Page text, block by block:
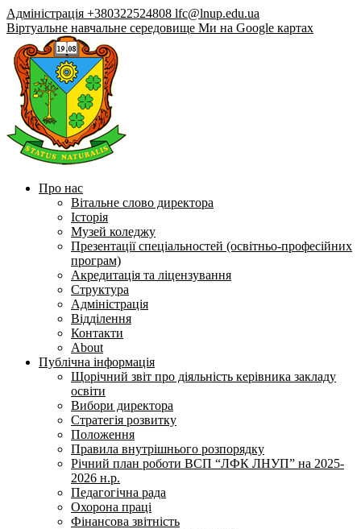
Адміністрація +380322524808 lfc@lnup.edu.ua
Віртуальне навчальне середовище Ми на Google картах
Про нас
Вітальне слово директора
Історія
Музей коледжу
Презентації спеціальностей (освітньо-професійних
програм)
Акредитація та ліцензування
Структура
Адміністрація
Відділення
Контакти
About
Публічна інформація
Щорічний звіт про діяльність керівника закладу
освіти
Вибори директора
Стратегія розвитку
Положення
Правила внутрішнього розпорядку
Річний план роботи ВСП “ЛФК ЛНУП” на 2025-
2026 н.р.
Педагогічна рада
Охорона праці
Фінансова звітність